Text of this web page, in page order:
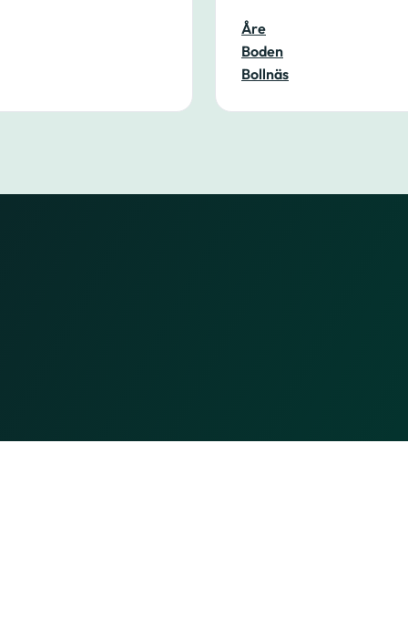
Åre
Boden
Bollnäs